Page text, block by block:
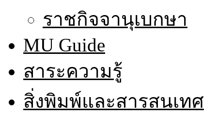
ราชกิจจานุเบกษา
MU Guide
สาระความรู้
สิ่งพิมพ์และสารสนเทศ